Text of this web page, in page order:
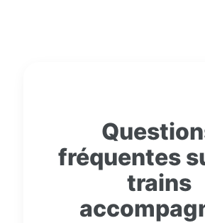
fréquentes
trains